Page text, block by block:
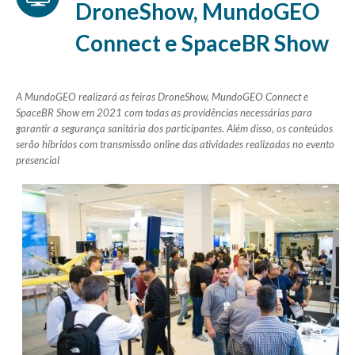
DroneShow, MundoGEO
Connect e SpaceBR Show
A MundoGEO realizará as feiras DroneShow, MundoGEO Connect e
SpaceBR Show em 2021 com todas as providências necessárias para
garantir a segurança sanitária dos participantes. Além disso, os conteúdos
serão híbridos com transmissão online das atividades realizadas no evento
presencial